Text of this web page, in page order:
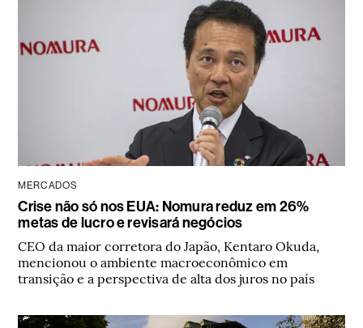
MERCADOS
Crise não só nos EUA: Nomura reduz em 26%
metas de lucro e revisará negócios
CEO da maior corretora do Japão, Kentaro Okuda,
mencionou o ambiente macroeconômico em
transição e a perspectiva de alta dos juros no país